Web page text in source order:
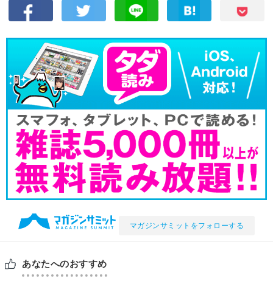
マガジンサミットをフォローする
あなたへのおすすめ